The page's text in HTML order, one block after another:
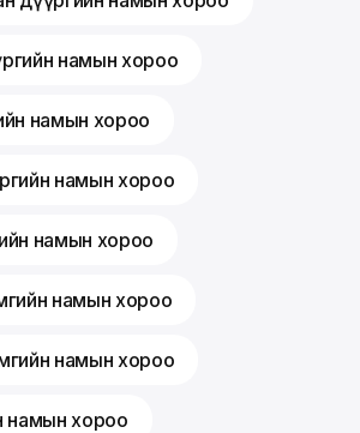
намын хороо
намын хороо
намын хороо
намын хороо
намын хороо
намын хороо
намын хороо